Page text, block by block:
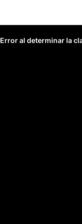
Error al determinar la